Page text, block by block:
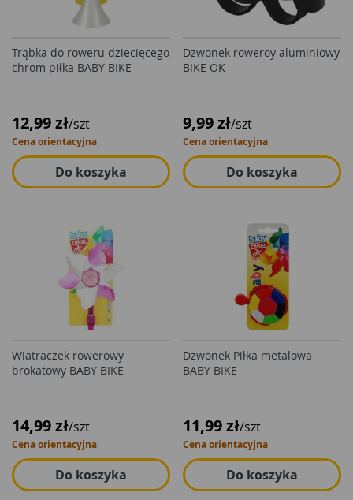
Trąbka do roweru dziecięcego
chrom piłka BABY BIKE
12,99 zł/szt
Cena orientacyjna
Do koszyka
Dzwonek roweroy aluminiowy
BIKE OK
9,99 zł/szt
Cena orientacyjna
Do koszyka
Wiatraczek rowerowy
brokatowy BABY BIKE
14,99 zł/szt
Cena orientacyjna
Do koszyka
Dzwonek Piłka metalowa
BABY BIKE
11,99 zł/szt
Cena orientacyjna
Do koszyka